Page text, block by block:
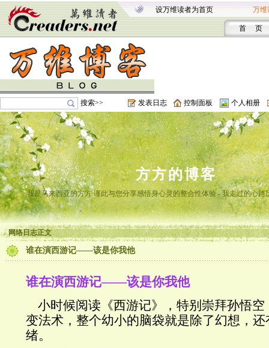
设万维读者为首页 万维
首 页
搜索>> 发表日志 控制面板 个人相册
方方的博客
我是马来西亚的方方 谨此与您分享感悟身心灵的整合性体验 - 我走过的心路
网络日志正文
谁在演西游记——该是你我他
谁在演西游记——该是你我他
小时候阅读《西游记》，特别崇拜孙悟
变法术，整个幼小的脑袋就是除了幻想，
绪。